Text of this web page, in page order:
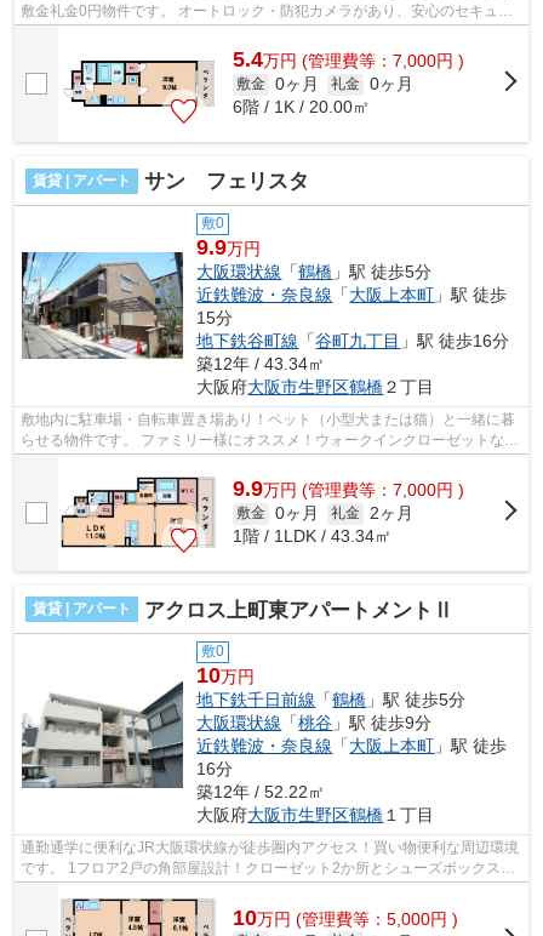
敷金礼金0円物件です。 オートロック・防犯カメラがあり、安心のセキュリ
ティ！スーパー・コンビニなど、買い...
5.4万円 (管理費等：7,000円 )
敷金 0ヶ月 礼金 0ヶ月
6階 / 1K / 20.00㎡
賃貸 | アパート サン フェリスタ
敷0
9.9万円
大阪環状線 「鶴橋 」駅 徒歩5分
近鉄難波・奈良線 「大阪上本町 」駅 徒歩
15分
地下鉄谷町線 「谷町九丁目 」駅 徒歩16分
築12年 / 43.34㎡
大阪府大阪市生野区鶴橋２丁目
敷地内に駐車場・自転車置き場あり！ペット（小型犬または猫）と一緒に暮
らせる物件です。 ファミリー様にオススメ！ウォークインクローゼットな
ど、広々とした収納スペースがありま...
9.9万円 (管理費等：7,000円 )
敷金 0ヶ月 礼金
2ヶ月
1階 / 1LDK / 43.34㎡
賃貸 | アパート アクロス上町東アパートメントⅡ
敷0
10万円
地下鉄千日前線 「鶴橋 」駅 徒歩5分
大阪環状線 「桃谷 」駅 徒歩9分
近鉄難波・奈良線 「大阪上本町 」駅 徒歩
16分
築12年 / 52.22㎡
大阪府大阪市生野区鶴橋１丁目
通勤通学に便利なJR大阪環状線が徒歩圏内アクセス！買い物便利な周辺環境
です。 1フロア2戸の角部屋設計！クローゼット2か所とシューズボックスが
10万円 (管理費等：5,000円 )